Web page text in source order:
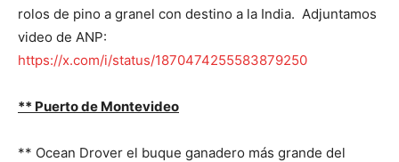
rolos de pino a granel con destino a la India. Adjuntamos
video de ANP:
https://x.com/i/status/1870474255583879250
** Puerto de Montevideo
** Ocean Drover el buque ganadero más grande del